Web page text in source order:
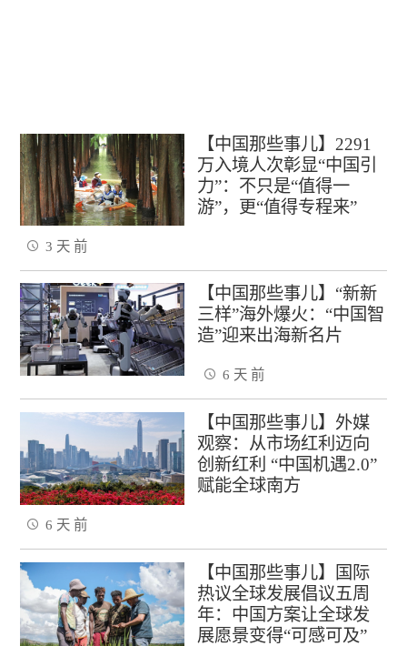
【中国那些事儿】2291
万入境人次彰显“中国引
力”：不只是“值得一
游”，更“值得专程来”
3 天 前
【中国那些事儿】“新新
三样”海外爆火：“中国智
造”迎来出海新名片
6 天 前
【中国那些事儿】外媒
观察：从市场红利迈向
创新红利 “中国机遇2.0”
赋能全球南方
6 天 前
【中国那些事儿】国际
热议全球发展倡议五周
年：中国方案让全球发
展愿景变得“可感可及”